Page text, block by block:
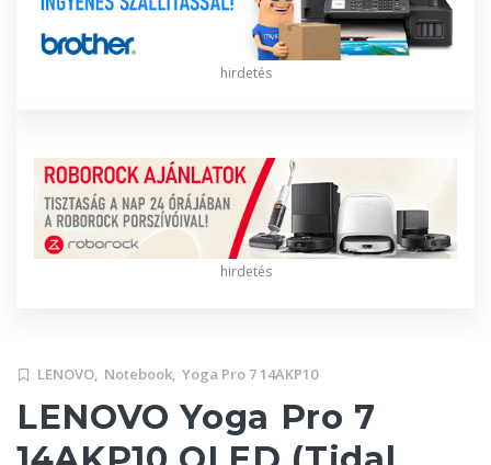
hirdetés
hirdetés
LENOVO, Notebook, Yoga Pro 7 14AKP10
LENOVO Yoga Pro 7